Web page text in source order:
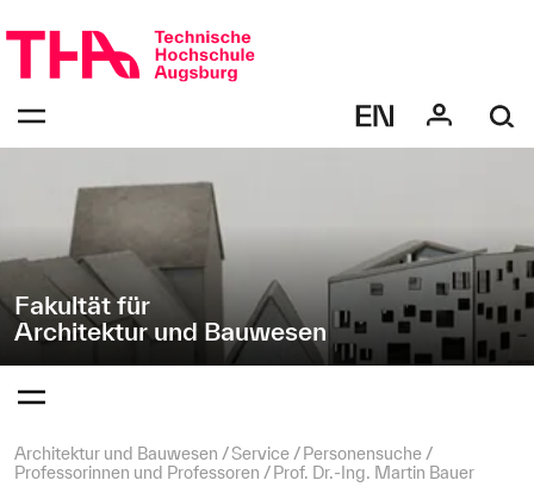
überspringen
zur
Navigation
"Architektur
und
Bauwesen"
Fakultät für
Architektur und Bauwesen
bestätigen
Öffnen
Menüs
bestätigen
des
Menüs
Seitenpfad:
Architektur und Bauwesen Service
Personensuche
Professorinnen und Professoren
Prof. Dr.-Ing. Martin Bauer